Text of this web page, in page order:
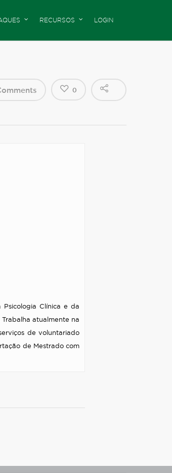
RECURSOS LOGIN
0
Clínica e da
atualmente na
de voluntariado
de Mestrado com